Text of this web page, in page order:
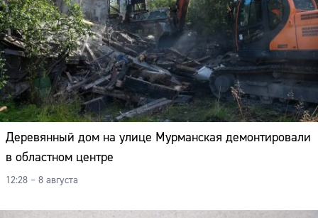
Деревянный дом на улице Мурманская демонтировали
в областном центре
12:28 – 8 августа